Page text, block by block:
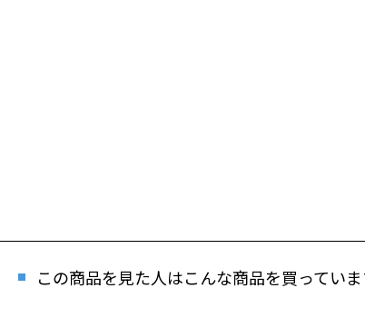
この商品を見た人はこんな商品を買ってい